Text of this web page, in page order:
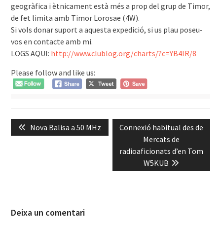
geogràfica i ètnicament està més a prop del grup de Timor,
de fet limita amb Timor Lorosae (4W).
Si vols donar suport a aquesta expedició, si us plau poseu-
vos en contacte amb mi.
LOGS AQUI: http://www.clublog.org/charts/?c=YB4IR/8
Please follow and like us:
d'entrades
Previous
post:
Nova Balisa a 50 MHz
Next
Connexió habitual des de
Mercats de
radioaficionats d’en Tom
W5KUB
Deixa un comentari